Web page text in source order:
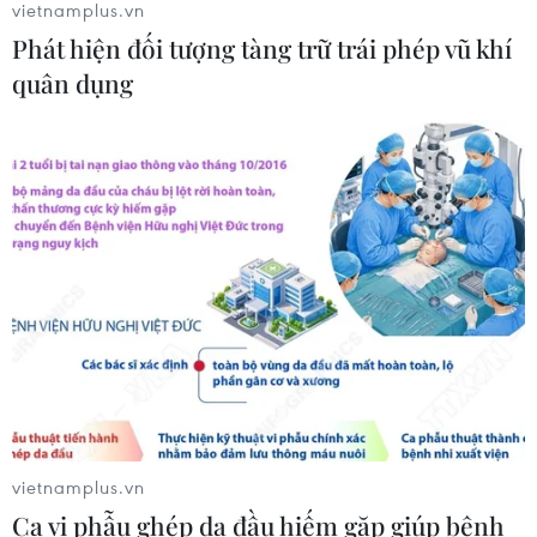
06/08/2026 12:23
Bộ trưởng Bộ Quốc phòng Malaysia
Việt Nam và Lào thúc đẩy hợp tác
05/08/2026 23:43
Thái Lan: Lạm phát hạ nhiệt nhưng
tiếp tục chịu sức ép từ giá năng
lượng
05/08/2026 22:59
vietnamplus.vn
Phát hiện đối tượng tàng trữ trái phép vũ khí
quân dụng
vietnamplus.vn
Ca vi phẫu ghép da đầu hiếm gặp giúp bệnh